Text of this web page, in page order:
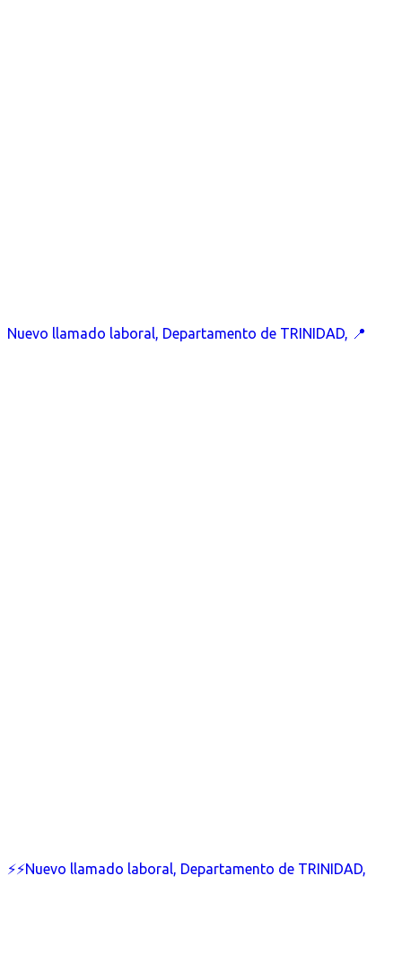
Nuevo llamado laboral, Departamento de TRINIDAD, 📍
⚡⚡Nuevo llamado laboral, Departamento de TRINIDAD,